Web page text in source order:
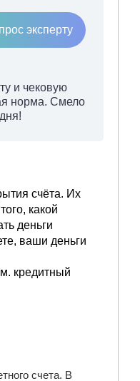
эксперту
и чековую
норма. Смело
счёта. Их
какой
деньги
ваши деньги
кредитный
счета. В